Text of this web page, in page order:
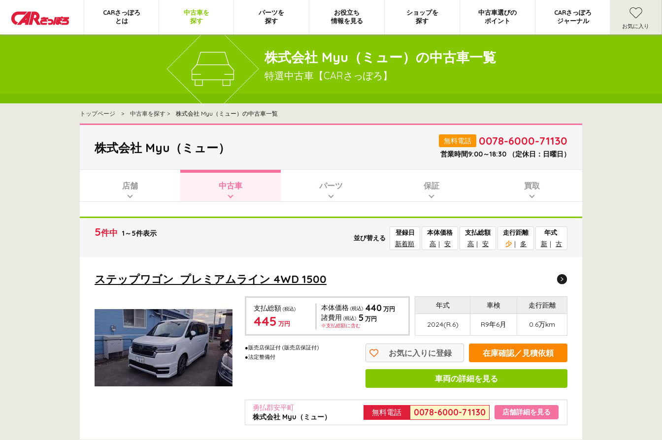
CARさっぽろ
とは
中古車を
探す
パーツを
探す
お役立ち
情報を見る
ショップを
探す
中古車選びの
ポイント
CARさっぽろ
ジャーナル
お気に入り
株式会社 Myu（ミュー）の中古車一覧
特選中古車【CARさっぽろ】
トップページ > 中古車を探す > 株式会社 Myu（ミュー）の中古車一覧
株式会社 Myu（ミュー） 無料電話 0078-6000-71130
営業時間9:00～18:30 （定休日：日曜日）
店舗 中古車 パーツ 保証 買取
5件中 1～5件表示 並び替える
登録日
新着順
本体価格
高 ｜ 安
支払総額
高 ｜ 安
走行距離
少｜ 多
年式
新 ｜ 古
ステップワゴン プレミアムライン 4WD 1500
●販売店保証付 (販売店保証付)
●法定整備付
支払総額 (税込)
445 万円
本体価格(税込) 440万円
諸費用 (税込) 5万円
※支払総額に含む
年式 車検 走行距離
2024(R.6) R9年6月 0.6万km
お気に入りに登録 在庫確認／見積依頼
車両の詳細を見る
勇払郡安平町
株式会社 Myu（ミュー）
無料電話 0078-6000-71130 店舗詳細を見る